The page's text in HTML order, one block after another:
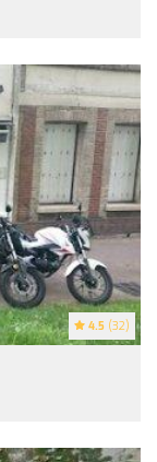
4.5 (32)